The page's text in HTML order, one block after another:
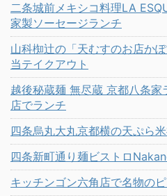
二条城前メキシコ料理LA
家製ソーセージランチ
山科椥辻の「天むすのお店か
当テイクアウト
越後秘蔵麺 無尽蔵 京都八条
店でランチ
四条烏丸大丸京都横の天ぷら
四条新町通り麺ビストロ
キッチンゴン六角店で名物の